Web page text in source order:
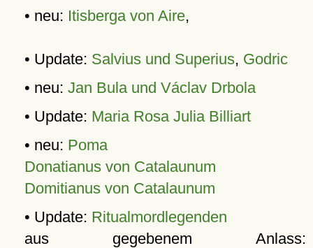
• neu: Itisberga von Aire,
• Update: Salvius und Superius, Godric
• neu: Jan Bula und Václav Drbola
• Update: Maria Rosa Julia Billiart
• neu: Poma
Donatianus von Catalaunum
Domitianus von Catalaunum
• Update: Ritualmordlegenden
aus gegebenem Anlass: